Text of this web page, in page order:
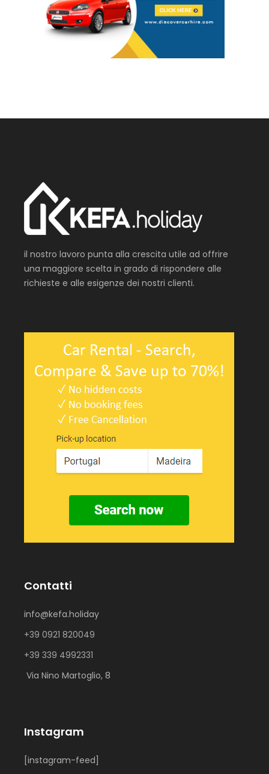
il nostro lavoro punta alla crescita utile ad offrire
una maggiore scelta in grado di rispondere alle
richieste e alle esigenze dei nostri clienti.
Contatti
info@kefa.holiday
+39 0921 820049
+39 339 4992331
Via Nino Martoglio, 8
Instagram
[instagram-feed]